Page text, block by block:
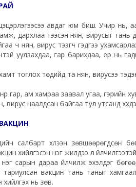
цэцэрлэгээсээ авдаг юм биш. Учир
дархлаа тээсэн нян, вирусыг
ч нян, вирус тээгч гэдгээ
уулзахдаа, гар барихдаа, ер нь
хамт тоглох төдийд та нян, вирусээ
гар, ам хамраа заавал угаа, гэрийн
наалдсан байгаа тул утсанд
салбарт хүлээн зөвшөөрөгдсөн
хийлгэсэн нэг жилдээ л
сарын дараа үйлчилж эхэлдэг
тариулсан вакцин тань таныг
нь зөв.